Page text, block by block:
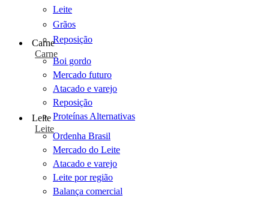
Leite
Grãos
Reposição
Carne
Carne
Boi gordo
Mercado futuro
Atacado e varejo
Reposição
Proteínas Alternativas
Leite
Leite
Ordenha Brasil
Mercado do Leite
Atacado e varejo
Leite por região
Balança comercial